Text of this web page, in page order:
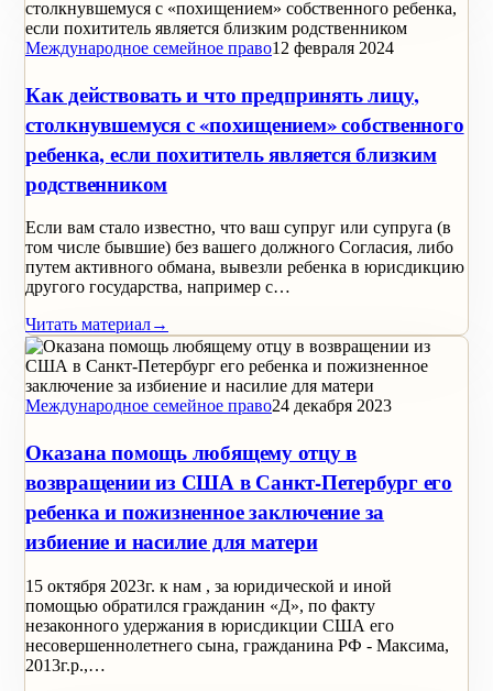
Международное семейное право12 февраля 2024
Как действовать и что предпринять лицу,
столкнувшемуся с «похищением» собственного
ребенка, если похититель является близким
родственником
Если вам стало известно, что ваш супруг или супруга (в
том числе бывшие) без вашего должного Согласия, либо
путем активного обмана, вывезли ребенка в юрисдикцию
другого государства, например с…
Читать материал→
Международное семейное право24 декабря 2023
Оказана помощь любящему отцу в
возвращении из США в Санкт-Петербург его
ребенка и пожизненное заключение за
избиение и насилие для матери
15 октября 2023г. к нам , за юридической и иной
помощью обратился гражданин «Д», по факту
незаконного удержания в юрисдикции США его
несовершеннолетнего сына, гражданина РФ - Максима,
2013г.р.,…